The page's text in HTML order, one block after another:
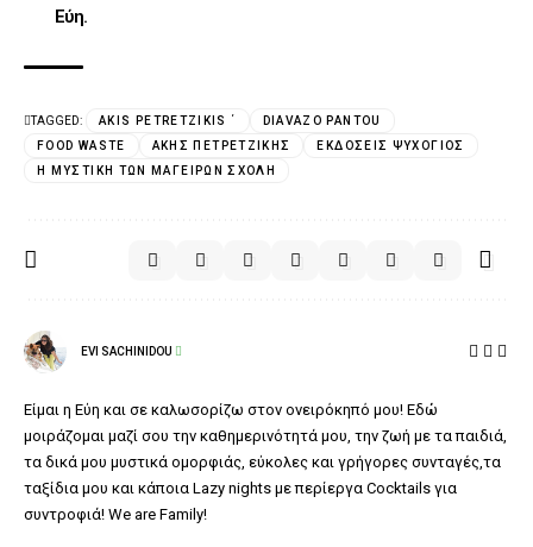
Εύη.
TAGGED: AKIS PETRETZIKIS ΄
DIAVAZO PANTOU
FOOD WASTE
ΆΚΗΣ ΠΕΤΡΕΤΖΊΚΗΣ
ΕΚΔΌΣΕΙΣ ΨΥΧΟΓΙΌΣ
Η ΜΥΣΤΙΚΉ ΤΩΝ ΜΑΓΕΊΡΩΝ ΣΧΟΛΉ
EVI SACHINIDOU
Είμαι η Εύη και σε καλωσορίζω στον ονειρόκηπό μου! Εδώ
μοιράζομαι μαζί σου την καθημερινότητά μου, την ζωή με τα παιδιά,
τα δικά μου μυστικά ομορφιάς, εύκολες και γρήγορες συνταγές,τα
ταξίδια μου και κάποια Lazy nights με περίεργα Cocktails για
συντροφιά! We are Family!